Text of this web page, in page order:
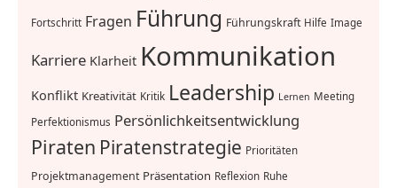
Fortschritt Fragen Führung Führungskraft Hilfe Image
Karriere Klarheit Kommunikation
Konflikt Kreativität Kritik Leadership Lernen Meeting
Perfektionismus Persönlichkeitsentwicklung
Piraten Piratenstrategie Prioritäten
Projektmanagement Präsentation Reflexion Ruhe